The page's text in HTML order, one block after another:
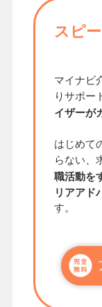
スピ
マイナビ
りサポー
イザーが
はじめて
らない、
職活動を
リアアド
す。